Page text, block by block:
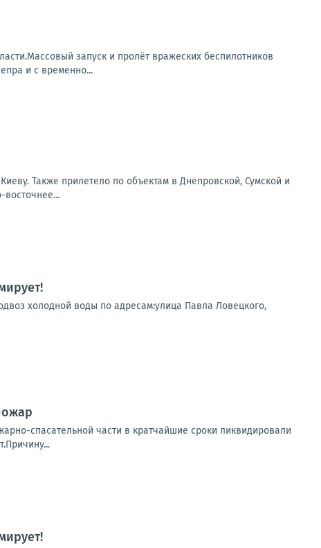
запуск и пролёт вражеских беспилотников
и с временно...
Также прилетело по объектам в Днепровской, Сумской и
холодной воды по адресам:улица Павла Ловецкого,
спасательной части в кратчайшие сроки ликвидировали